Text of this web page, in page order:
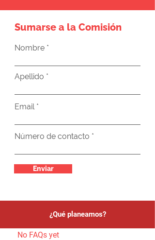
Sumarse a la Comisión
Nombre
Apellido
Email
Número de contacto
Enviar
¿Qué planeamos?
No FAQs yet